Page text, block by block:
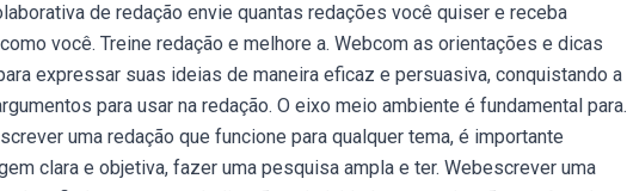
de redação envie quantas redações você quiser e receba
você. Treine redação e melhore a. Webcom as orientações e dicas
expressar suas ideias de maneira eficaz e persuasiva, conquistando a
para usar na redação. O eixo meio ambiente é fundamental para.
uma redação que funcione para qualquer tema, é importante
clara e objetiva, fazer uma pesquisa ampla e ter. Webescrever uma